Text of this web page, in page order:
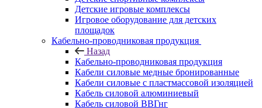
Детские игровые комплексы
Игровое оборудование для детских
площадок
Кабельно-проводниковая продукция
Назад
Кабельно-проводниковая продукция
Кабели силовые медные бронированные
Кабели силовые с пластмассовой изоляцией
Кабель силовой алюминиевый
Кабель силовой ВВГнг